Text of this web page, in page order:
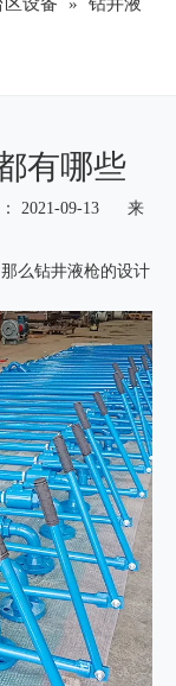
有哪些
2021-09-13 来
么钻井液枪的设计